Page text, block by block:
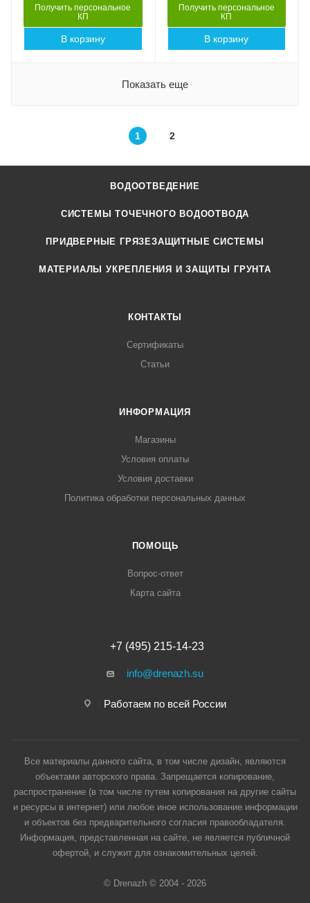
223к
Длина, мм
Получить персональное
КП
В корзину
223д
Длина, мм
Получить персональное
КП
В корзину
Показать еще
1 2
ВОДООТВЕДЕНИЕ
СИСТЕМЫ ТОЧЕЧНОГО ВОДООТВОДА
ПРИДВЕРНЫЕ ГРЯЗЕЗАЩИТНЫЕ СИСТЕМЫ
МАТЕРИАЛЫ УКРЕПЛЕНИЯ И ЗАЩИТЫ ГРУНТА
КОНТАКТЫ
Сертификаты
Статьи
ИНФОРМАЦИЯ
Магазины
Условия оплаты
Условия доставки
Политика обработки персональных данных
ПОМОЩЬ
Вопрос-ответ
Карта сайта
+7 (495) 215-14-23
info@drenazh.su
Работаем по всей России
Все материалы данного сайта, в том числе дизайн, являются
объектами авторского права. Запрещается копирование,
распространение (в том числе путем копирования на другие сайты
и ресурсы в интернет) или любое иное использование информации
и объектов без предварительного согласия правообладателя.
Информация, представленная на сайте, не является публичной
офертой, и служит для ознакомительных целей.
© Drenazh © 2004 - 2026